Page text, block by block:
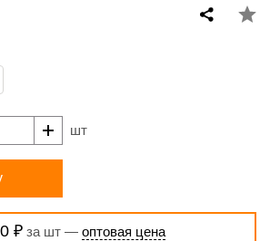
шт
₽за шт — оптовая цена